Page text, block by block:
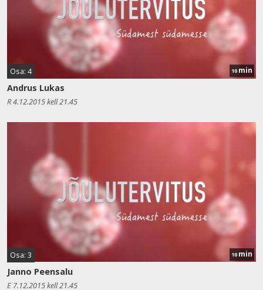
Osa: 4 10 min
Andrus Lukas
R 4.12.2015 kell 21.45
Osa: 3 10 min
Janno Peensalu
E 7.12.2015 kell 21.45